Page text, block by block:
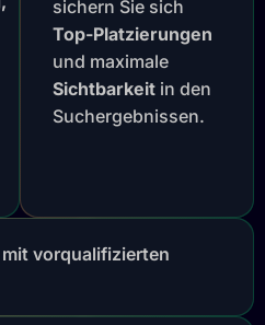
sichern Sie sich
Top-Platzierungen
und maximale
Sichtbarkeit in den
Suchergebnissen.
vorqualifizierten